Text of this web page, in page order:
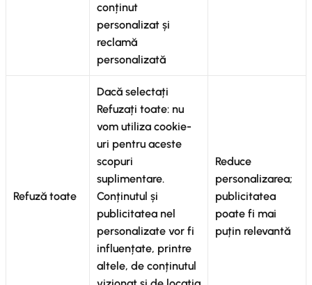
conținut
personalizat și
reclamă
personalizată
Refuză toate
Dacă selectați
Refuzați toate: nu
vom utiliza cookie-
uri pentru aceste
scopuri
suplimentare.
Conținutul și
publicitatea nel
personalizate vor fi
influențate, printre
altele, de conținutul
Reduce
personalizarea;
publicitatea
poate fi mai
puțin relevantă